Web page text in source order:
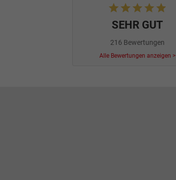
SEHR GUT
216 Bewertungen
Alle Bewertungen anzeigen >